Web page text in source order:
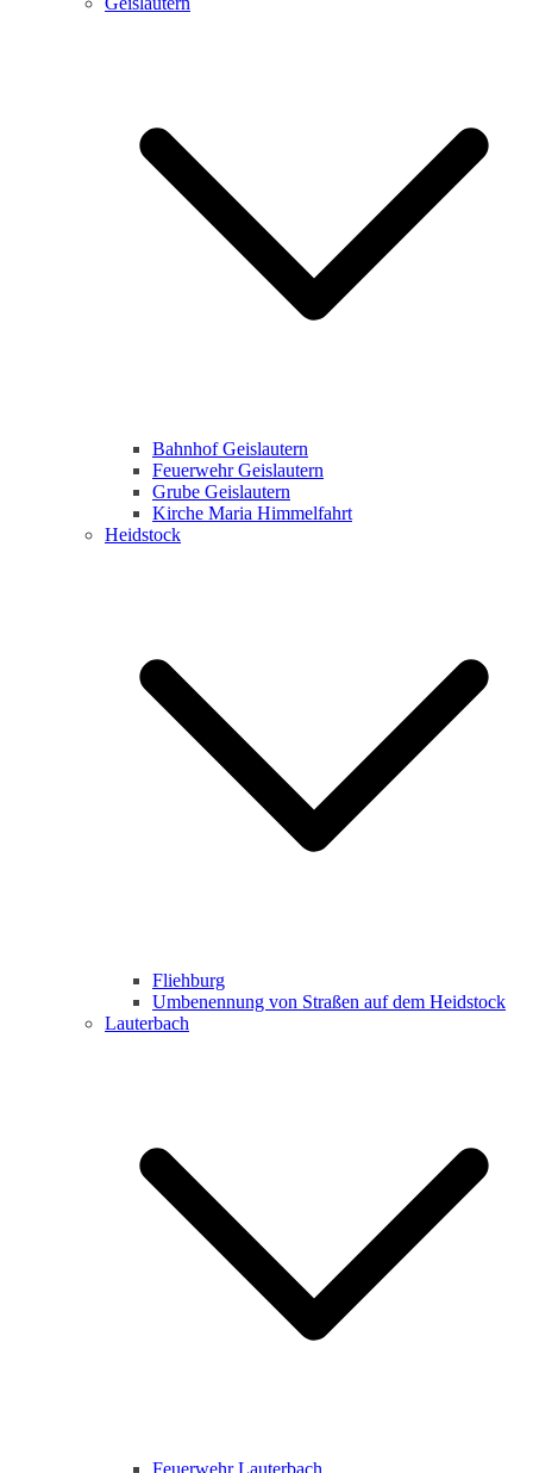
Bahnhof Geislautern
Feuerwehr Geislautern
Grube Geislautern
Kirche Maria Himmelfahrt
Heidstock
Fliehburg
Umbenennung von Straßen auf dem Heidstock
Lauterbach